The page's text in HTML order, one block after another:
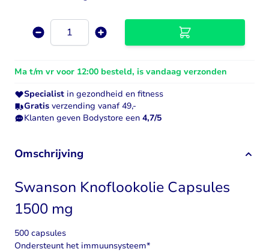
Aantal
Ma t/m vr voor 12:00 besteld, is vandaag verzonden
Specialist in gezondheid en fitness
Gratis verzending vanaf 49,-
Klanten geven Bodystore een 4,7/5
Omschrijving
Swanson Knoflookolie Capsules
1500 mg
500 capsules
Ondersteunt het immuunsysteem*